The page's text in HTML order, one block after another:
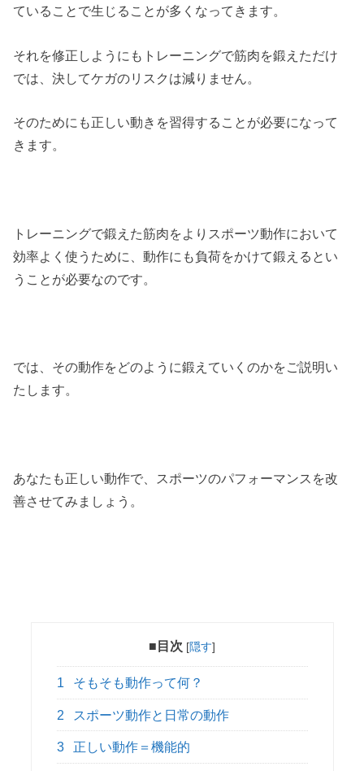
ていることで生じることが多くなってきます。
それを修正しようにもトレーニングで筋肉を鍛えただけ
では、決してケガのリスクは減りません。
そのためにも正しい動きを習得することが必要になって
きます。
トレーニングで鍛えた筋肉をよりスポーツ動作において
効率よく使うために、動作にも負荷をかけて鍛えるとい
うことが必要なのです。
では、その動作をどのように鍛えていくのかをご説明い
たします。
あなたも正しい動作で、スポーツのパフォーマンスを改
善させてみましょう。
■目次 [隠す]
1 そもそも動作って何？
2 スポーツ動作と日常の動作
3 正しい動作＝機能的